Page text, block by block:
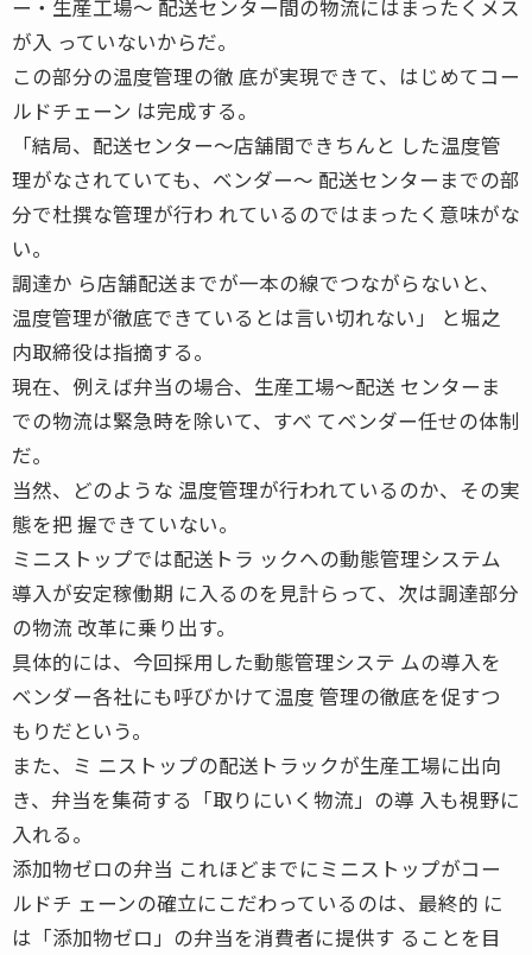
ー・生産工場〜 配送センター間の物流にはまったくメス
が入 っていないからだ。
この部分の温度管理の徹 底が実現できて、はじめてコー
ルドチェーン は完成する。
「結局、配送センター〜店舗間できちんと した温度管
理がなされていても、ベンダー〜 配送センターまでの部
分で杜撰な管理が行わ れているのではまったく意味がな
い。
調達か ら店舗配送までが一本の線でつながらないと、
温度管理が徹底できているとは言い切れない」 と堀之
内取締役は指摘する。
現在、例えば弁当の場合、生産工場〜配送 センターま
での物流は緊急時を除いて、すべ てベンダー任せの体制
だ。
当然、どのような 温度管理が行われているのか、その実
態を把 握できていない。
ミニストップでは配送トラ ックへの動態管理システム
導入が安定稼働期 に入るのを見計らって、次は調達部分
の物流 改革に乗り出す。
具体的には、今回採用した動態管理システ ムの導入を
ベンダー各社にも呼びかけて温度 管理の徹底を促すつ
もりだという。
また、ミ ニストップの配送トラックが生産工場に出向
き、弁当を集荷する「取りにいく物流」の導 入も視野に
入れる。
添加物ゼロの弁当 これほどまでにミニストップがコー
ルドチ ェーンの確立にこだわっているのは、最終的 に
は「添加物ゼロ」の弁当を消費者に提供す ることを目